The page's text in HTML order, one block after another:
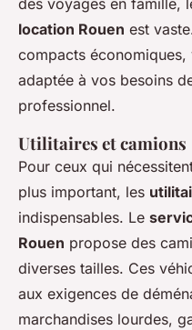
des voyages en famille,
location Rouen est
compacts
adaptée à vos besoins
professionnel.
Utilitaires et camions
Pour ceux qui
plus important, les
indispensables. Le
Rouen propose des
diverses tailles. Ces
aux exigences de
marchandises lourdes,